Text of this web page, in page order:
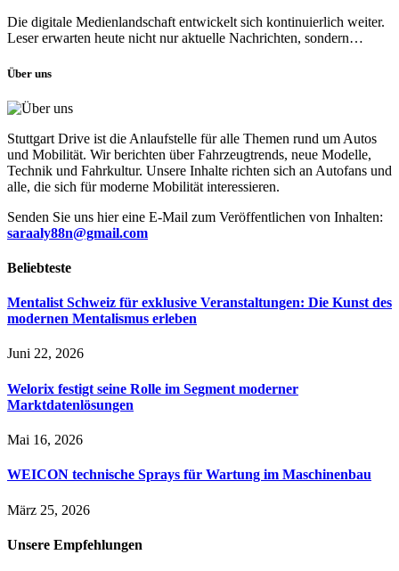
Die digitale Medienlandschaft entwickelt sich kontinuierlich weiter.
Leser erwarten heute nicht nur aktuelle Nachrichten, sondern…
Über uns
Stuttgart Drive ist die Anlaufstelle für alle Themen rund um Autos
und Mobilität. Wir berichten über Fahrzeugtrends, neue Modelle,
Technik und Fahrkultur. Unsere Inhalte richten sich an Autofans und
alle, die sich für moderne Mobilität interessieren.
Senden Sie uns hier eine E-Mail zum Veröffentlichen von Inhalten:
saraaly88n@gmail.com
Beliebteste
Mentalist Schweiz für exklusive Veranstaltungen: Die Kunst des
modernen Mentalismus erleben
Juni 22, 2026
Welorix festigt seine Rolle im Segment moderner
Marktdatenlösungen
Mai 16, 2026
WEICON technische Sprays für Wartung im Maschinenbau
März 25, 2026
Unsere Empfehlungen